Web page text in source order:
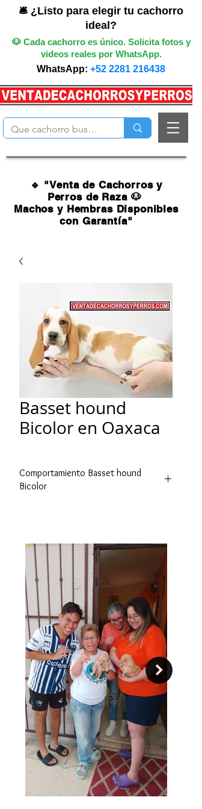
🛎️ ¿Listo para elegir tu cachorro
ideal?
🐶 Cada cachorro es único. Solicita fotos y
videos reales por WhatsApp.
WhatsApp: +52 2281 216438
🔹 "Venta de Cachorros y
Perros de Raza 🐶
Machos y Hembras Disponibles
con Garantía"
Basset hound
Bicolor en Oaxaca
Comportamiento Basset hound
Bicolor
otros perros y otras mascotas en
general. El Basset está orientado a la
gente y se lleva bien con los niños.
Son inteligentes, no son fáciles de
entrenar ya que son obstinados